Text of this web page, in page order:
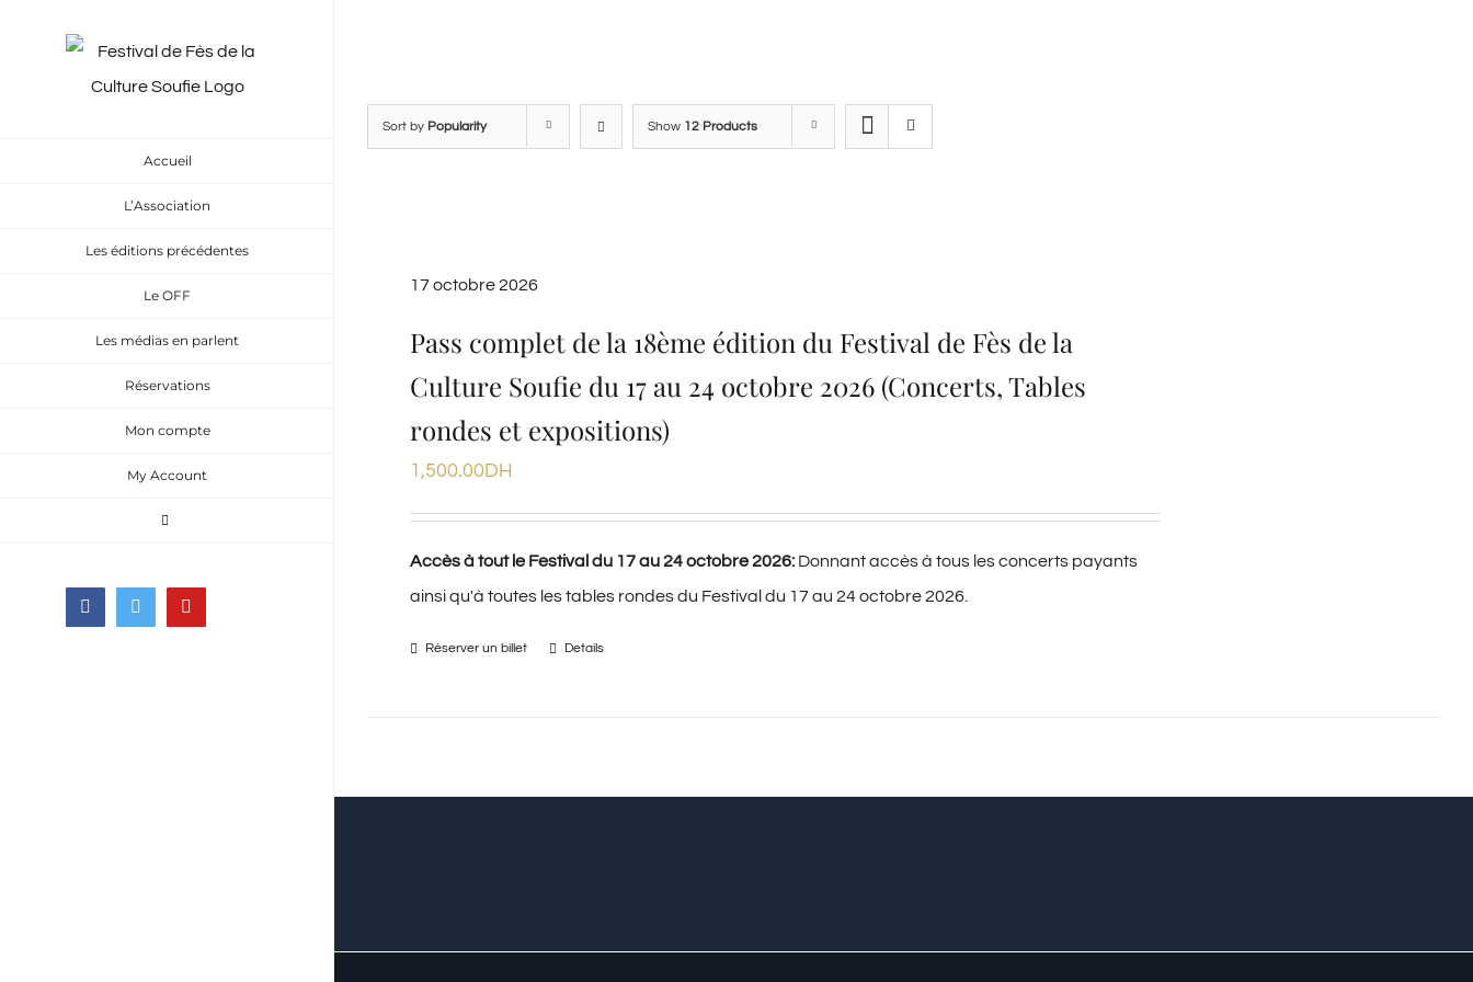
Accueil
L’Association
Les éditions précédentes
Le OFF
Les médias en parlent
Réservations
Mon compte
My Account
FacebookTwitter
Sort by Popularity Show 12 Products
17 octobre 2026
Pass complet de la 18ème édition du Festival de Fès de la
Culture Soufie du 17 au 24 octobre 2026 (Concerts, Tables
rondes et expositions)
1,500.00DH
Accès à tout le Festival du 17 au 24 octobre 2026:Donnant accès à tous les concerts payants
ainsi qu'à toutes les tables rondes du Festival du 17 au 24 octobre 2026.
Réserver un billet Details